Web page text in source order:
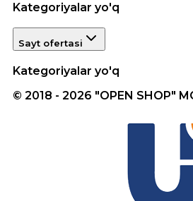
Kategoriyalar yo'q
Sayt ofertasi
Kategoriyalar yo'q
© 2018 - 2026 "OPEN SHOP"